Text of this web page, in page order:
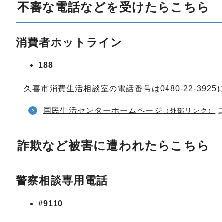
不審な電話などを受けたらこちら
消費者ホットライン
188
久喜市消費生活相談室の電話番号は0480-22-3925
国民生活センターホームページ （外部リンク）
詐欺など被害に遭われたらこちら
警察相談専用電話
#9110